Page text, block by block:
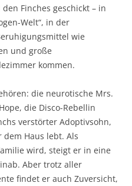
Finches geschickt – in
Welt“, in der
wie
und große
kommen.
die neurotische Mrs.
die Disco-Rebellin
verstörter Adoptivsohn,
Haus lebt. Als
wird, steigt er in eine
Aber trotz aller
findet er auch Zuversicht,